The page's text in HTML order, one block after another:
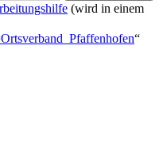
(wird in einem
“